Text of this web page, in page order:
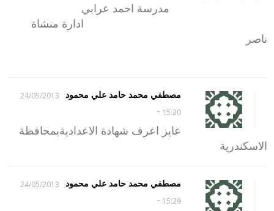
مدرسة احمد عرابي
ادارة منشاة
ناصر
مصطفي محمد حامد علي محمود
24/05/2013
15:30
-
عايز اعرف شهادة الاعداديةبمحافظة
الاسكندرية
مصطفي محمد حامد علي محمود
24/05/2013
15:29
-